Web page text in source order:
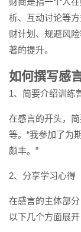
析、互动讨论等
财计划、规避风
著的提升。
如何撰写感
1、简要介绍训练
在感言的开头，简
等。“我参加了为
颇丰。”
2、分享学习心得
在感言的主体部
以下几个方面展开